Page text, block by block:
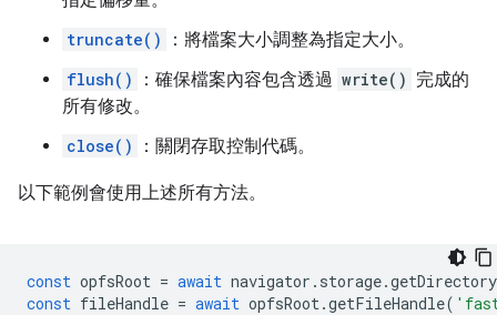
truncate() ：將檔案大小調整為指定大小。
flush() ：確保檔案內容包含透過 write() 完成的
所有修改。
close() ：關閉存取控制代碼。
以下範例會使用上述所有方法。
const opfsRoot = await navigator . storage.getDirectory
const fileHandle = await opfsRoot .getFileHandle(